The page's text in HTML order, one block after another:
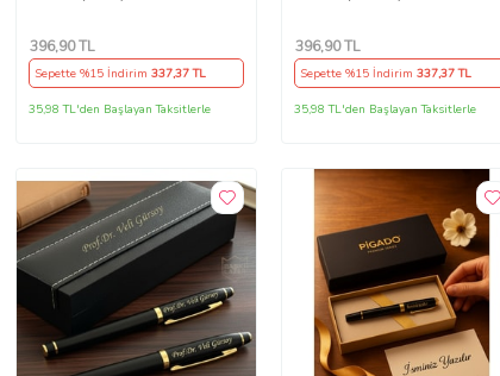
396,90 TL
Sepette %15 İndirim 337,37 TL
35,98 TL'den Başlayan Taksitlerle
396,90 TL
Sepette %15 İndirim 337,37 TL
35,98 TL'den Başlayan Taksitlerle